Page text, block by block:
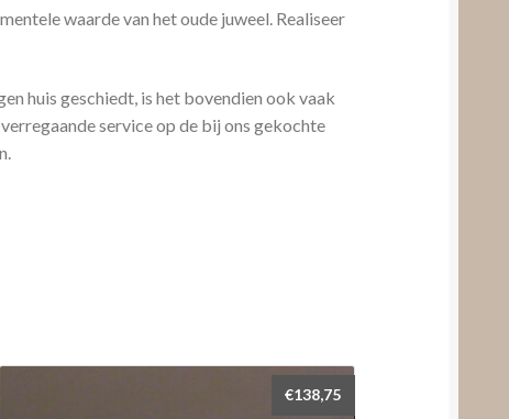
waarde van het oude juweel. Realiseer
huis geschiedt, is het bovendien ook vaak
service op de bij ons gekochte
€138,75